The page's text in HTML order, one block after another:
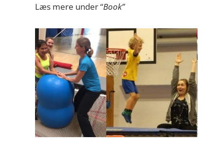
Læs mere under “Book”